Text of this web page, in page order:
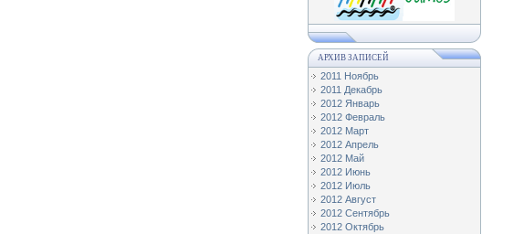
АРХИВ ЗАПИСЕЙ
2011 Ноябрь
2011 Декабрь
2012 Январь
2012 Февраль
2012 Март
2012 Апрель
2012 Май
2012 Июнь
2012 Июль
2012 Август
2012 Сентябрь
2012 Октябрь